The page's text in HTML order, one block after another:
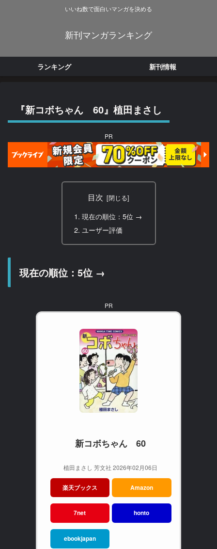
いいね数で面白いマンガを決める
新刊マンガランキング
ランキング 新刊情報
『新コボちゃん 60』植田まさし
PR
目次
現在の順位：5位 →
ユーザー評価
現在の順位：5位 →
PR
新コボちゃん 60
植田まさし 芳文社 2026年02月06日
楽天ブックス Amazon
7net honto
ebookjapan